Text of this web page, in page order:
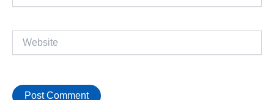
Website